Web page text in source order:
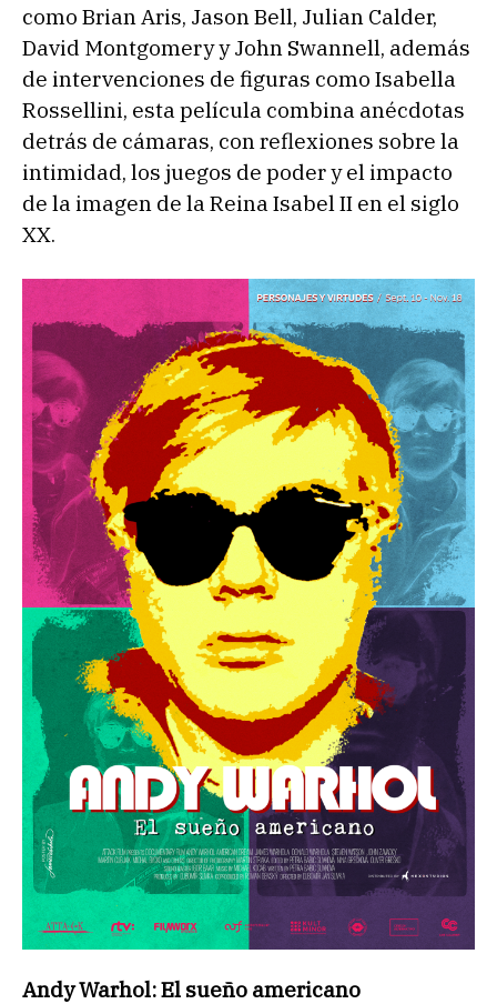
como Brian Aris, Jason Bell, Julian Calder,
David Montgomery y John Swannell, además
de intervenciones de figuras como Isabella
Rossellini, esta película combina anécdotas
detrás de cámaras, con reflexiones sobre la
intimidad, los juegos de poder y el impacto
de la imagen de la Reina Isabel II en el siglo
XX.
Andy Warhol: El sueño americano